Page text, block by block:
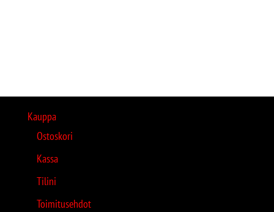
Kauppa
Ostoskori
Kassa
Tilini
Toimitusehdot